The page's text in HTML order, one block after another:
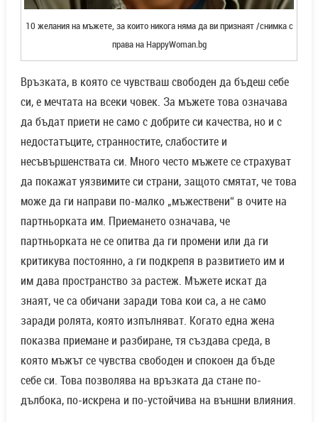
10 желания на мъжете, за които никога няма да ви признаят /снимка с
права на HappyWoman.bg
Връзката, в която се чувстваш свободен да бъдеш себе
си, е мечтата на всеки човек. За мъжете това означава
да бъдат приети не само с добрите си качества, но и с
недостатъците, странностите, слабостите и
несъвършенствата си. Много често мъжете се страхуват
да покажат уязвимите си страни, защото смятат, че това
може да ги направи по-малко „мъжествени“ в очите на
партньорката им. Приемането означава, че
партньорката не се опитва да ги промени или да ги
критикува постоянно, а ги подкрепя в развитието им и
им дава пространство за растеж. Мъжете искат да
знаят, че са обичани заради това кои са, а не само
заради ролята, която изпълняват. Когато една жена
показва приемане и разбиране, тя създава среда, в
която мъжът се чувства свободен и спокоен да бъде
себе си. Това позволява на връзката да стане по-
дълбока, по-искрена и по-устойчива на външни влияния.